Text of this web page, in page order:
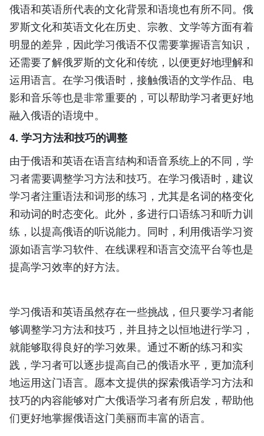
俄语和英语所代表的文化背景和语境也有所不同。俄
罗斯文化和英语文化在历史、宗教、文学等方面有着
明显的差异，因此学习俄语不仅需要掌握语言知识，
还需要了解俄罗斯的文化和传统，以便更好地理解和
运用语言。在学习俄语时，接触俄语的文学作品、电
影和音乐等也是非常重要的，可以帮助学习者更好地
融入俄语的语境中。
4. 学习方法和技巧的调整
由于俄语和英语在语言结构和语音系统上的不同，学
习者需要调整学习方法和技巧。在学习俄语时，建议
学习者注重语法和词形的练习，尤其是名词的格变化
和动词的时态变化。此外，多进行口语练习和听力训
练，以提高俄语的听说能力。同时，利用俄语学习资
源如语言学习软件、在线课程和语言交流平台等也是
提高学习效率的好方法。
学习俄语和英语虽然存在一些挑战，但只要学习者能
够调整学习方法和技巧，并且持之以恒地进行学习，
就能够取得良好的学习效果。通过不断的练习和实
践，学习者可以逐步提高自己的俄语水平，更加流利
地运用这门语言。愿本文提供的探索俄语学习方法和
技巧的内容能够对广大俄语学习者有所启发，帮助他
们更好地掌握俄语这门美丽而丰富的语言。